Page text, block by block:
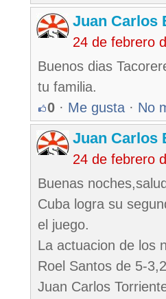
Juan Carlos
24 de febrero
Buenos dias
tu familia.
0 · Me gusta · No
Juan Carlos
24 de febrero
Buenas
Cuba logra su
el juego.
La actuacion de los
Roel Santos de 5-
Juan Carlos